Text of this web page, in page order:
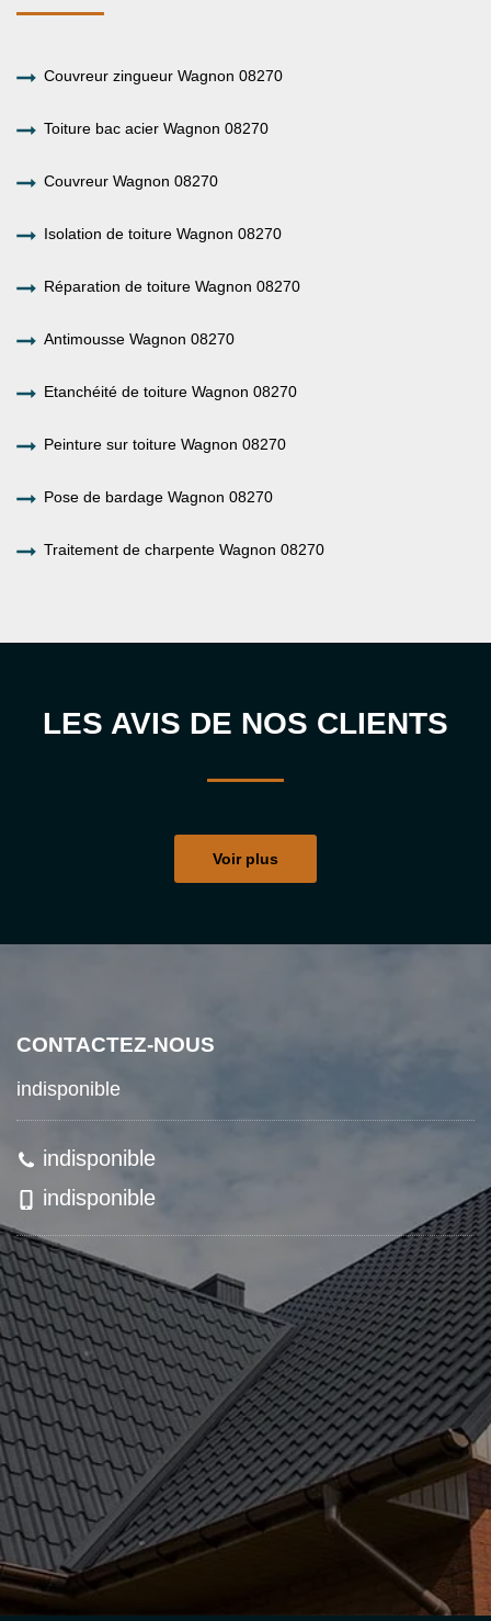
Couvreur zingueur Wagnon 08270
Toiture bac acier Wagnon 08270
Couvreur Wagnon 08270
Isolation de toiture Wagnon 08270
Réparation de toiture Wagnon 08270
Antimousse Wagnon 08270
Etanchéité de toiture Wagnon 08270
Peinture sur toiture Wagnon 08270
Pose de bardage Wagnon 08270
Traitement de charpente Wagnon 08270
LES AVIS DE NOS CLIENTS
Voir plus
CONTACTEZ-NOUS
indisponible
indisponible
indisponible